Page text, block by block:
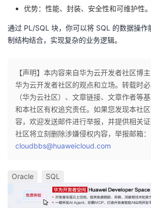
优势：性能、封装、安全性和可维护性。
通过 PL/SQL 块，你可以将 SQL 的数据操作
制结构结合，实现复杂的业务逻辑。
【声明】本内容来自华为云开发者社区博
华为云开发者社区的观点和立场。转载时
（华为云社区）、文章链接、文章作者等
和本社区有权追究责任。如果您发现本社
容，欢迎发送邮件进行举报，并提供相关
社区将立刻删除涉嫌侵权内容，举报邮箱：
cloudbbs@huaweicloud.com
Oracle SQL